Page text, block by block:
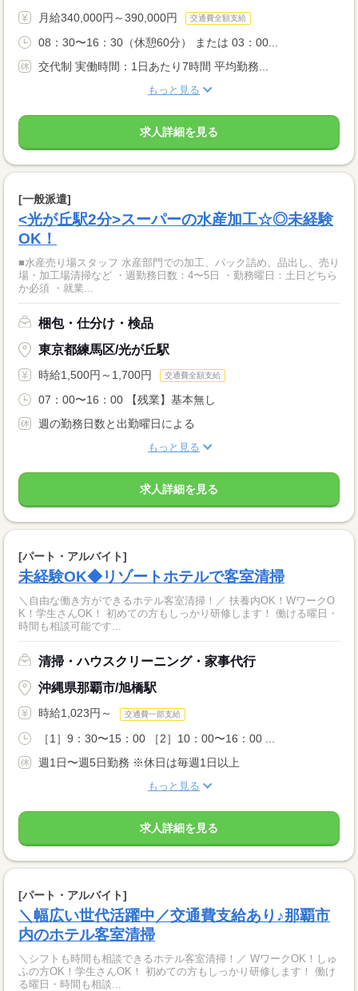
月給340,000円～390,000円 交通費全額支給
08：30〜16：30（休憩60分） または 03：00...
交代制 実働時間：1日あたり7時間 平均勤務...
もっと見る
求人詳細を見る
[一般派遣]
<光が丘駅2分>スーパーの水産加工☆◎未経験
OK！
■水産売り場スタッフ 水産部門での加工、パック詰め、品出し、売り
場・加工場清掃など ・週勤務日数：4〜5日 ・勤務曜日：土日どちら
か必須 ・就業...
梱包・仕分け・検品
東京都練馬区/光が丘駅
時給1,500円～1,700円 交通費全額支給
07：00〜16：00 【残業】基本無し
週の勤務日数と出勤曜日による
もっと見る
求人詳細を見る
[パート・アルバイト]
未経験OK◆リゾートホテルで客室清掃
＼自由な働き方ができるホテル客室清掃！／ 扶養内OK！WワークO
K！学生さんOK！ 初めての方もしっかり研修します！ 働ける曜日・
時間も相談可能です...
清掃・ハウスクリーニング・家事代行
沖縄県那覇市/旭橋駅
時給1,023円～ 交通費一部支給
［1］9：30〜15：00 ［2］10：00〜16：00 ...
週1日〜週5日勤務 ※休日は毎週1日以上
もっと見る
求人詳細を見る
[パート・アルバイト]
＼幅広い世代活躍中／交通費支給あり♪那覇市
内のホテル客室清掃
＼シフトも時間も相談できるホテル客室清掃！／ WワークOK！しゅ
ふの方OK！学生さんOK！ 初めての方もしっかり研修します！ 働け
る曜日・時間も相談...